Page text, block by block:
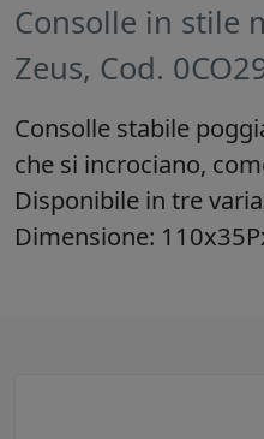
Consolle in stile
Zeus, Cod.
Consolle stabile
che si incrociano,
Disponibile in tre
Dimensione: